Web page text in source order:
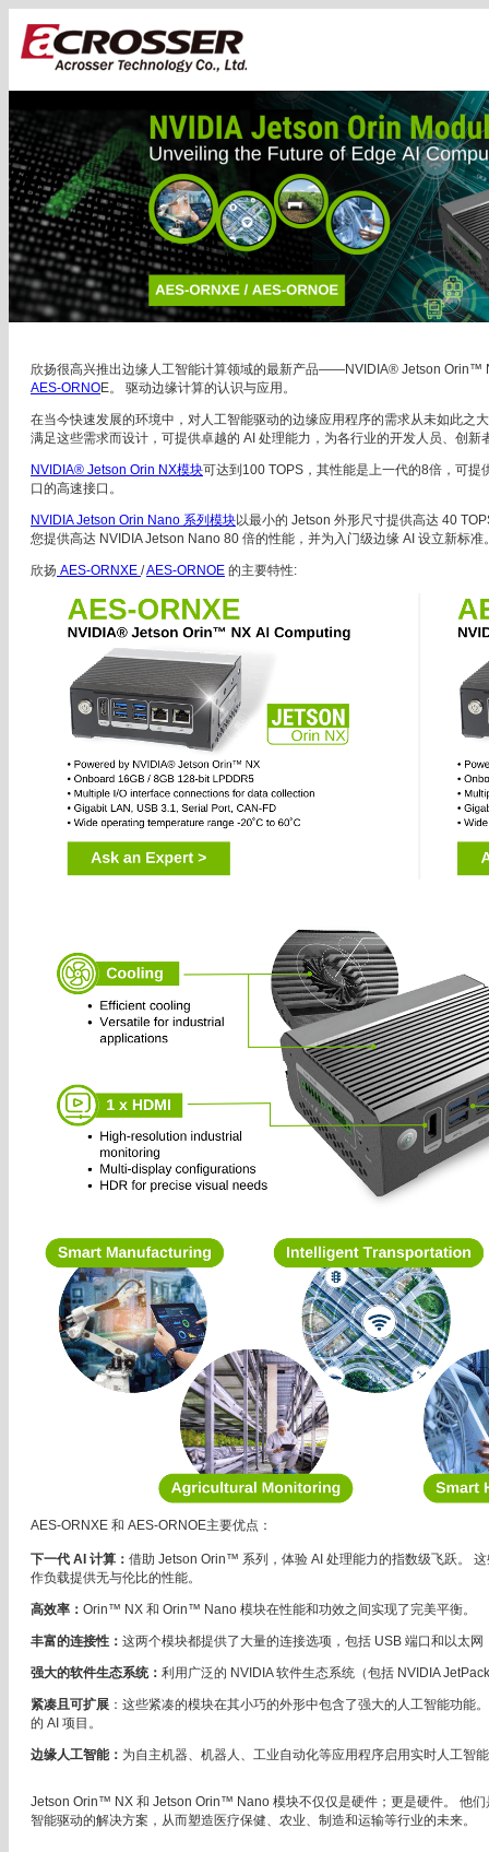
欣扬很高兴推出边缘人工智能计算领域的最新产品——NVIDIA® Jetson Orin™
AES-ORNOE。 驱动边缘计算的认识与应用。
在当今快速发展的环境中，对人工智能驱动的边缘应用程序的需求从未如此
满足这些需求而设计，可提供卓越的 AI 处理能力，为各行业的开发人员、创新
NVIDIA® Jetson Orin NX模块可达到100 TOPS，其性能是上一代的8倍，可
口的高速接口。
NVIDIA Jetson Orin Nano 系列模块以最小的 Jetson 外形尺寸提供高达 40
您提供高达 NVIDIA Jetson Nano 80 倍的性能，并为入门级边缘 AI 设立新标准
欣扬 AES-ORNXE /AES-ORNOE 的主要特性:
AES-ORNXE 和 AES-ORNOE主要优点：
下一代 AI 计算： 借助 Jetson Orin™ 系列，体验 AI 处理能力的指数级飞跃。
作负载提供无与伦比的性能。
高效率： Orin™ NX 和 Orin™ Nano 模块在性能和功效之间实现了完美平衡。
丰富的连接性： 这两个模块都提供了大量的连接选项，包括 USB 端口和以太
强大的软件生态系统： 利用广泛的 NVIDIA 软件生态系统（包括 NVIDIA
紧凑且可扩展 ：这些紧凑的模块在其小巧的外形中包含了强大的人工智能功能
的 AI 项目。
边缘人工智能： 为自主机器、机器人、工业自动化等应用程序启用实时人工智
Jetson Orin™ NX 和 Jetson Orin™ Nano 模块不仅仅是硬件；更是硬件。 他
智能驱动的解决方案，从而塑造医疗保健、农业、制造和运输等行业的未来。